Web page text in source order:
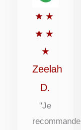
★ ★
★ ★
★
Rated
5
out
of
Zeelah
D.
"Je
recommande